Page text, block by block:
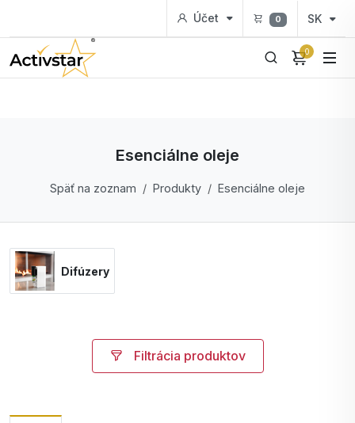
Účet 0 SK
0
Esenciálne oleje
Späť na zoznam Produkty Esenciálne oleje
Difúzery
Filtrácia produktov